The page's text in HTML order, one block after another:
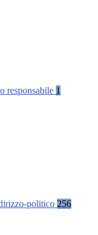
responsabile 1
politico 256